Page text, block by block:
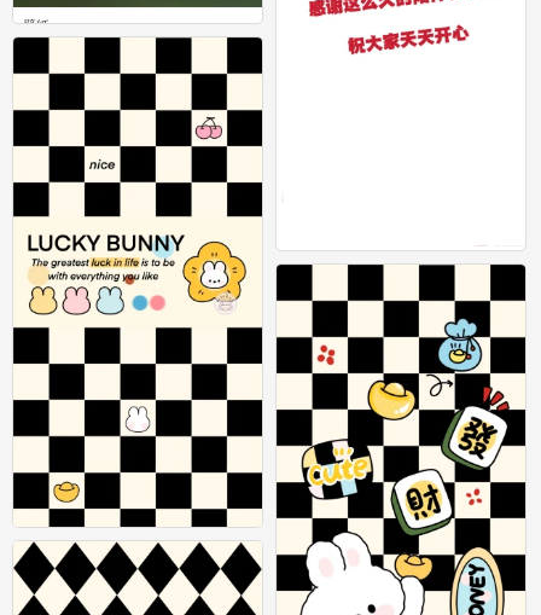
壁纸
看我另一个发的更新，这个短壁纸不再
0
手机壁纸
0